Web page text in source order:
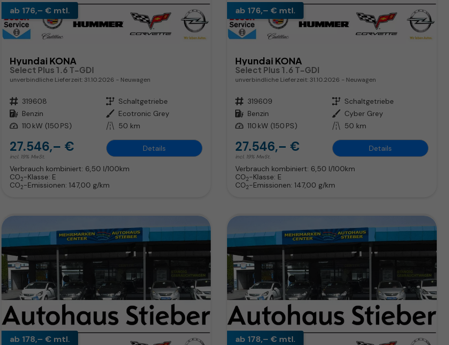
ab 176,– € mtl.
Hyundai KONA
Select Plus 1.6 T-GDI
unverbindliche Lieferzeit:31.10.2026 Neuwagen
Fahrzeugnr. 319608 Getriebe Schaltgetriebe
Kraftstoff Benzin Außenfarbe Ecotronic Grey
Leistung 110 kW (150 PS) Kilometerstand 50 km
27.546,– €
incl. 19% MwSt.
Details
Verbrauch kombiniert: 6,50 l/100km
CO2-Klasse: E
CO2-Emissionen: 147,00 g/km
ab 176,– € mtl.
Hyundai KONA
Select Plus 1.6 T-GDI
unverbindliche Lieferzeit:31.10.2026 Neuwagen
Fahrzeugnr. 319609 Getriebe Schaltgetriebe
Kraftstoff Benzin Außenfarbe Cyber Grey
Leistung 110 kW (150 PS) Kilometerstand 50 km
27.546,– €
incl. 19% MwSt.
Details
Verbrauch kombiniert: 6,50 l/100km
CO2-Klasse: E
CO2-Emissionen:147,00 g/km
ab 178,– € mtl. ab 178,– € mtl.